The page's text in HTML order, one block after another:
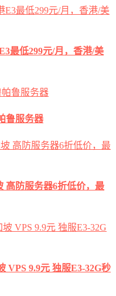
最低299元/月，香港/美
鲁服务器
高防服务器6折低价，最
VPS 9.9元 独服E3-32G秒